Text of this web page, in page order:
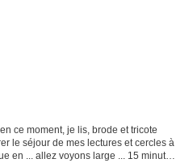
ce moment, je lis, brode et tricote
le séjour de mes lectures et cercles à
en ... allez voyons large ... 15 minutes